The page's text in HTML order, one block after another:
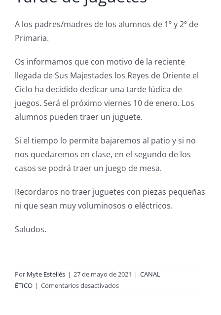
A los padres/madres de los alumnos de 1º y 2º de
Primaria.
Os informamos que con motivo de la reciente
llegada de Sus Majestades los Reyes de Oriente el
Ciclo ha decidido dedicar una tarde lúdica de
juegos. Será el próximo viernes 10 de enero. Los
alumnos pueden traer un juguete.
Si el tiempo lo permite bajaremos al patio y si no
nos quedaremos en clase, en el segundo de los
casos se podrá traer un juego de mesa.
Recordaros no traer juguetes con piezas pequeñas
ni que sean muy voluminosos o eléctricos.
Saludos.
Por Myte Estellés | 27 de mayo de 2021 | CANAL
ÉTICO | Comentarios desactivadosen
Tarde